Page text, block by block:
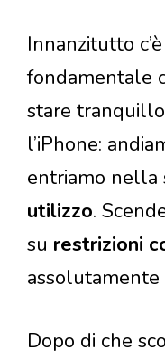
Innanzitutto
fondamentale
stare
l’iPhone:
entriamo nella
utilizzo.
su restrizioni
assolutamente
Dopo di che